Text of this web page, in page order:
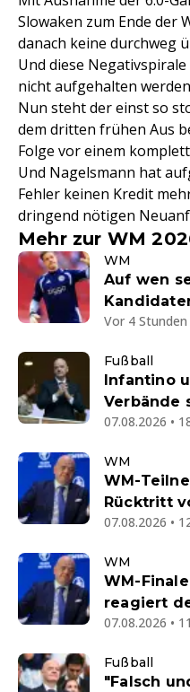
Slowaken zum Ende der
danach keine durchweg
Und diese
nicht aufgehalten
Nun steht der einst so
dem dritten frühen Aus
Folge vor einem
Und Nagelsmann hat
Fehler keinen Kredit
dringend nötigen
Mehr zur WM
WM
Auf wen
Vor 4 Stunden
Fußball
Infantino
Verbände
07.08.2026 •
WM
WM-
Rücktritt
07.08.2026 •
WM
WM-
reagiert
07.08.2026 •
Fußball
"Falsch